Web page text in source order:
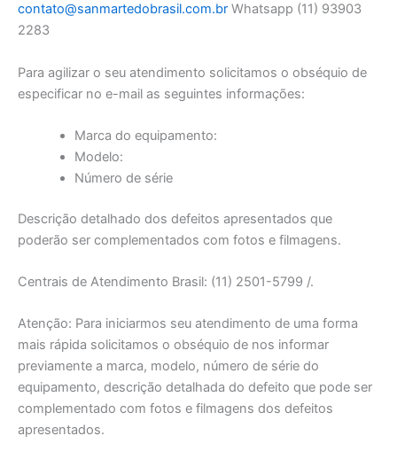
contato@sanmartedobrasil.com.br Whatsapp (11) 93903
2283
Para agilizar o seu atendimento solicitamos o obséquio de
especificar no e-mail as seguintes informações:
Marca do equipamento:
Modelo:
Número de série
Descrição detalhado dos defeitos apresentados que
poderão ser complementados com fotos e filmagens.
Centrais de Atendimento Brasil: (11) 2501-5799 /.
Atenção: Para iniciarmos seu atendimento de uma forma
mais rápida solicitamos o obséquio de nos informar
previamente a marca, modelo, número de série do
equipamento, descrição detalhada do defeito que pode ser
complementado com fotos e filmagens dos defeitos
apresentados.